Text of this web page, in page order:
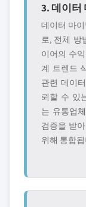
3. 데이터
데이터 마
로, 전체 방
이어의 수
계 트렌드
관련 데이
뢰할 수 있
는 유통업
검증을 받
위해 통합